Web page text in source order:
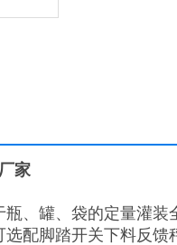
家
、罐、袋的定量灌
配脚踏开关下料反